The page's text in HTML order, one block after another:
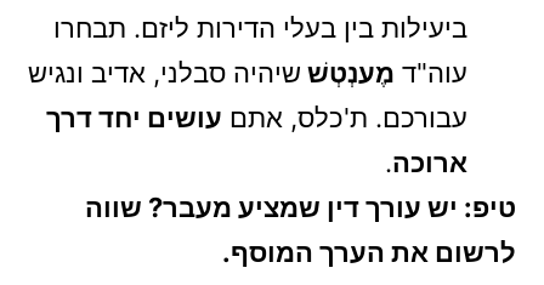
ביעילות בין בעלי הדירות ליזם. תבחרו
עוה"ד מֶענְטְשׁ שיהיה סבלני, אדיב ונגיש
עבורכם. ת'כלס, אתם עושים יחד דרך
ארוכה.
טיפ: יש עורך דין שמציע מעבר? שווה
לרשום את הערך המוסף.